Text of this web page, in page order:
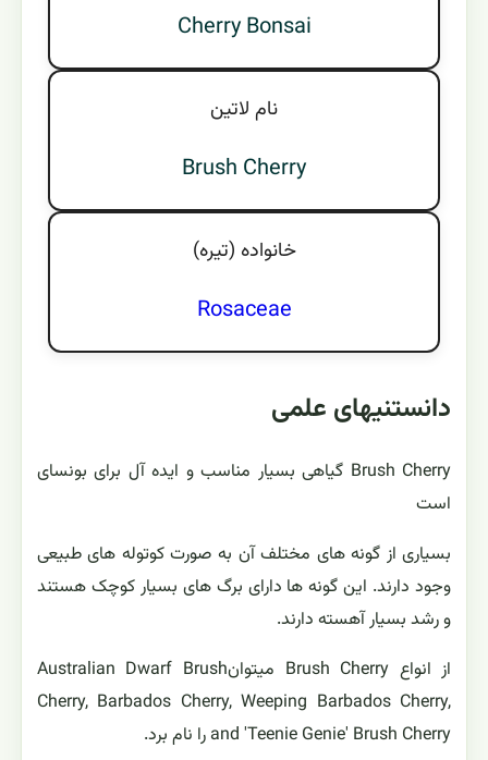
Cherry Bonsai
نام لاتين
Brush Cherry
خانواده (تيره)
Rosaceae
دانستنیهای علمی
Brush Cherry گیاهی بسیار مناسب و ایده آل برای بونسای
است
بسیاری از گونه های مختلف آن به صورت کوتوله های طبیعی
وجود دارند. این گونه ها دارای برگ های بسیار کوچک هستند
و رشد بسیار آهسته دارند.
از انواع Brush Cherry میتوانAustralian Dwarf Brush
Cherry, Barbados Cherry, Weeping Barbados Cherry,
and 'Teenie Genie' Brush Cherry را نام برد.